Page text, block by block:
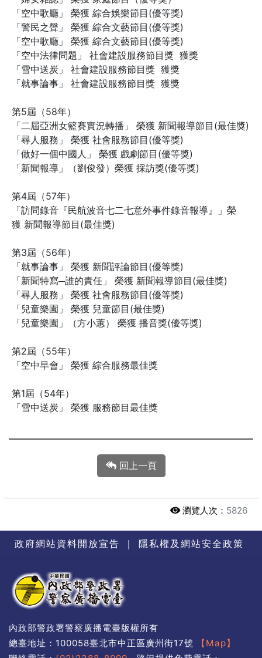
「空中歌廳」 榮獲 綜合娛樂節目(優等獎)
「警民之聲」 榮獲 綜合文藝節目(優等獎)
「空中歌廳」 榮獲 綜合文藝節目(優等獎)
「空中法律問題」 社會建設服務節目獎 獲獎
「雪中送炭」 社會建設服務節目獎 獲獎
「就事論事」 社會建設服務節目獎 獲獎
第5屆（58年）
「二屆亞洲女籃賽實況轉播」 榮獲 新聞報導節目(最佳獎)
「尋人服務」 榮獲 社會服務節目(優等獎)
「做好一個中國人」 榮獲 戲劇節目(優等獎)
「新聞報導」（劉俊發）榮獲 採訪獎(優等獎)
第4屆（57年）
「訪問錄音『民航波音七二七意外事件錄音報導』」榮
獲 新聞報導節目(最佳獎)
第3屆（56年）
「就事論事」 榮獲 新聞評論節目(優等獎)
「新聞特寫─誰的責任」 榮獲 新聞報導節目(最佳獎)
「尋人服務」 榮獲 社會服務節目(優等獎)
「兒童樂園」 榮獲 兒童節目(最佳獎)
「兒童樂園」（方小蕙） 榮獲 播音獎(優等獎)
第2屆（55年）
「空中早會」 榮獲 綜合服務最佳獎
第1屆（54年）
「雪中送炭」 榮獲 服務節目最佳獎
回上一頁
瀏覽人次： 5826
政府網站資料開放宣告 ｜ 隱私權及網站安全政策
內政部警政署警察廣播電臺版權所有
總臺地址：100058臺北市中正區廣州街17號
【Map】